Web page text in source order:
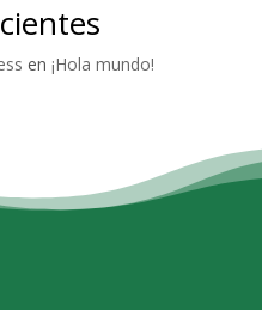
en ¡Hola mundo!